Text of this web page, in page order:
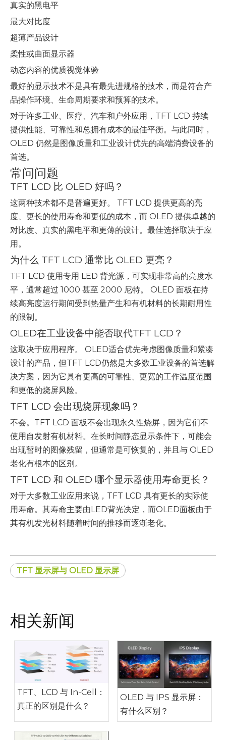
真实的黑电平
最大对比度
超薄产品设计
柔性或曲面显示器
动态内容的优质视觉体验
最好的显示技术不是具有最先进规格的技术，而是符合产
品操作环境、生命周期要求和预算的技术。
对于许多工业、医疗、汽车和户外应用，TFT LCD 持续
提供性能、可靠性和总拥有成本的最佳平衡。与此同时，
OLED 仍然是图像质量和工业设计优先的高端消费设备的
首选。
常问问题
TFT LCD 比 OLED 好吗？
这两种技术都不是普遍更好。 TFT LCD 提供更高的亮
度、更长的使用寿命和更低的成本，而 OLED 提供卓越的
对比度、真实的黑电平和更薄的设计。最佳选择取决于应
用。
为什么 TFT LCD 通常比 OLED 更亮？
TFT LCD 使用专用 LED 背光源，可实现非常高的亮度水
平，通常超过 1000 甚至 2000 尼特。 OLED 面板在持
续高亮度运行期间受到热量产生和有机材料的长期耐用性
的限制。
OLED在工业设备中能否取代TFT LCD？
这取决于应用程序。 OLED适合优先考虑图像质量和紧凑
设计的产品，但TFT LCD仍然是大多数工业设备的首选解
决方案，因为它具有更高的可靠性、更宽的工作温度范围
和更低的烧屏风险。
TFT LCD 会出现烧屏现象吗？
不会。TFT LCD 面板不会出现永久性烧屏，因为它们不
使用自发射有机材料。在长时间静态显示条件下，可能会
出现暂时的图像残留，但通常是可恢复的，并且与 OLED
老化有根本的区别。
TFT LCD 和 OLED 哪个显示器使用寿命更长？
对于大多数工业应用来说，TFT LCD 具有更长的实际使
用寿命。其寿命主要由LED背光决定，而OLED面板由于
其有机发光材料随着时间的推移而逐渐老化。
TFT 显示屏与 OLED 显示屏
相关新闻
TFT、LCD 与 In-Cell：
真正的区别是什么？
OLED 与 IPS 显示屏：
有什么区别？